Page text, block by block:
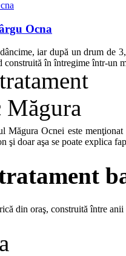
Ocna
iar după un drum de
construită în întregime într-un
Măgura Ocnei este
şi doar aşa se poate explica
din oraş, construită între